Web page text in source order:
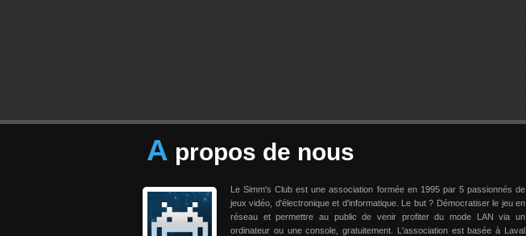
A propos de nous
Le Simm's Club est une association formée en 1995 par 5 passionnés de
jeux vidéo, d'électronique et d'informatique. Le but ? Démocratiser le jeu en
réseau et permettre au public de venir profiter du mode LAN via un
ordinateur ou une console, gratuitement. L'association est basée à Laval